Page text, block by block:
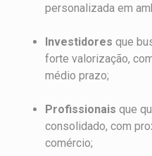
personalizada em
Investidores que
forte valorização,
médio prazo;
Profissionais que
consolidado, com
comércio;